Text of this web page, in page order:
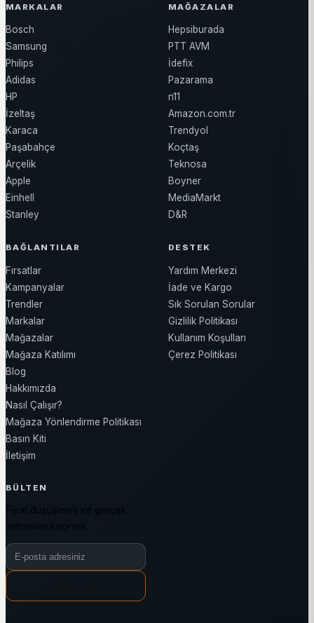
MARKALAR
Bosch
Samsung
Philips
Adidas
HP
İzeltaş
Karaca
Paşabahçe
Arçelik
Apple
Einhell
Stanley
MAĞAZALAR
Hepsiburada
PTT AVM
İdefix
Pazarama
n11
Amazon.com.tr
Trendyol
Koçtaş
Teknosa
Boyner
MediaMarkt
D&R
BAĞLANTILAR
Fırsatlar
Kampanyalar
Trendler
Markalar
Mağazalar
Mağaza Katılımı
Blog
Hakkımızda
Nasıl Çalışır?
Mağaza Yönlendirme Politikası
Basın Kiti
İletişim
DESTEK
Yardım Merkezi
İade ve Kargo
Sık Sorulan Sorular
Gizlilik Politikası
Kullanım Koşulları
Çerez Politikası
BÜLTEN
Fiyat düşüşlerini ve gerçek
indirimleri kaçırma.
Bülten e-posta adresiniz